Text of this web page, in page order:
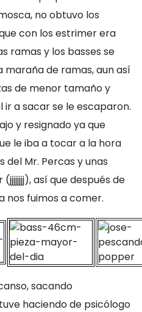
no obtuvo los
con los estrimer era
ramas y los basses se
de ramas, aun así
de menor tamaño y
ir a sacar se le escaparon.
y resignado ya que
le iba a tocar a la hora
del Mr. Percas y unas
así que después de
nos fuimos a comer.
sacando
haciendo de psicólogo